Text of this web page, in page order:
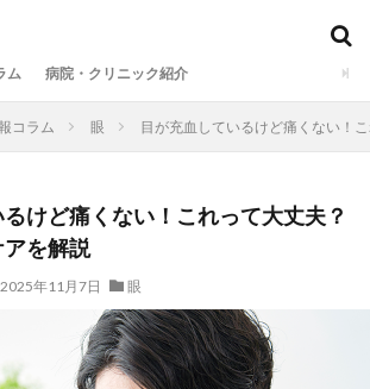
ム 病院・クリニック紹介
コラム 眼 目が充血しているけど痛くない！
けど痛くない！これって大丈夫？
を解説
2025年11月7日 眼